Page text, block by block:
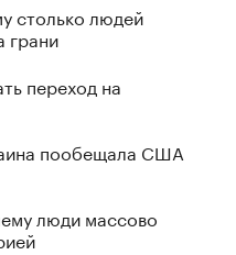
столько людей
грани
переход на
пообещала США
люди массово